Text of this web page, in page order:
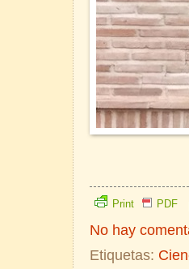
Print PDF
No hay
Etiquetas: